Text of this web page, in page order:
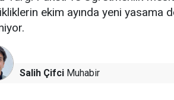
ekim ayında yeni yasama
Salih Çifci Muhabir